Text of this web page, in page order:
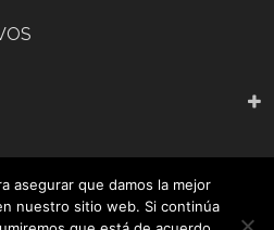
asegurar que damos la mejor
nuestro sitio web. Si continúa